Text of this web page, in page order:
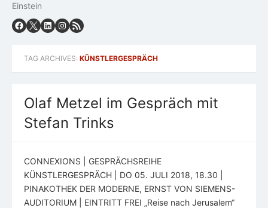
Einstein
TAG ARCHIVES: KÜNSTLERGESPRÄCH
Olaf Metzel im Gespräch mit
Stefan Trinks
CONNEXIONS | GESPRÄCHSREIHE
KÜNSTLERGESPRÄCH | DO 05. JULI 2018, 18.30 |
PINAKOTHEK DER MODERNE, ERNST VON SIEMENS-
AUDITORIUM | EINTRITT FREI „Reise nach Jerusalem“